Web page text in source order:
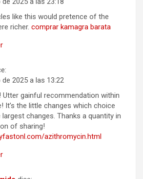
like this would pretence of the
richer. comprar kamagra barata
de 2025 a las 13:22
Utter gainful recommendation within
It’s the little changes which choice
changes. Thanks a quantity in
of sharing!
azithromycin.html